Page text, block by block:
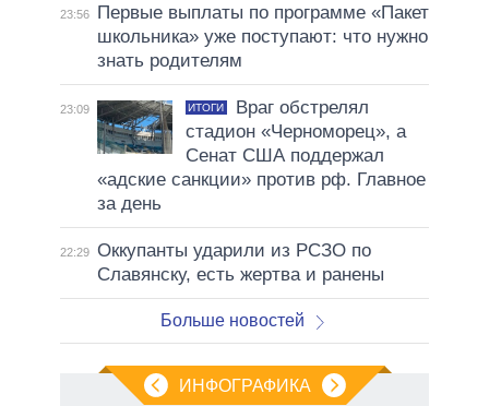
23:56
Первые выплаты по программе «Пакет
школьника» уже поступают: что нужно
знать родителям
23:09 ИТОГИ
Враг обстрелял
стадион «Черноморец», а
Сенат США поддержал
«адские санкции» против рф. Главное
за день
22:29 Оккупанты ударили из РСЗО по
Славянску, есть жертва и ранены
Больше новостей
ИНФОГРАФИКА